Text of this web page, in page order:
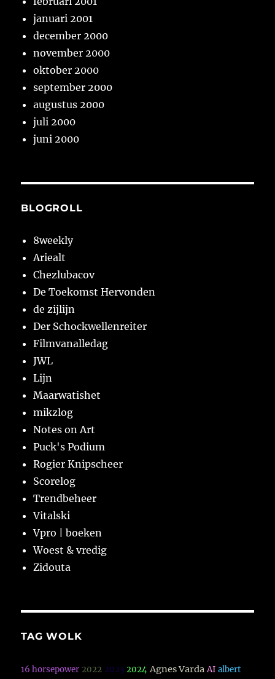
januari 2001
december 2000
november 2000
oktober 2000
september 2000
augustus 2000
juli 2000
juni 2000
BLOGROLL
8weekly
Ariealt
Chezlubacov
De Toekomst Hervonden
de zijlijn
Der Schockwellenreiter
Filmvanalledag
JWL
Lijn
Maarwatishet
mikzlog
Notes on Art
Puck's Podium
Rogier Knipscheer
Scorelog
Trendbeheer
Vitalski
Vpro | boeken
Woest & vredig
Zidouta
TAG WOLK
16 horsepower 2022 2023 2024 Agnes Varda AI albert